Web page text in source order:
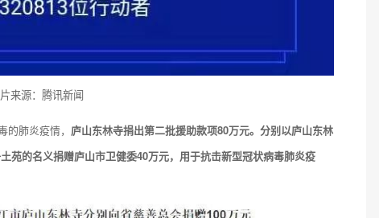
来源：腾讯新闻
肺炎疫情， 庐山东林寺捐出第二批援助款项80万元。分别以庐山东林
苑的名义捐赠庐山市卫健委40万元，用于抗击新型冠状病毒肺炎疫